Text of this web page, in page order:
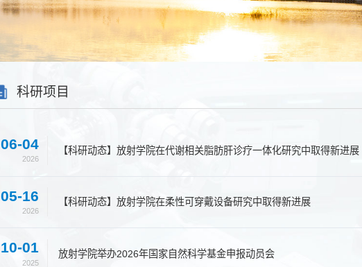
科研项目
06-04
2026
【科研动态】放射学院在代谢相关脂肪肝诊疗一体化研究中取得新进展
05-16
2026
【科研动态】放射学院在柔性可穿戴设备研究中取得新进展
10-01
2025
放射学院举办2026年国家自然科学基金申报动员会